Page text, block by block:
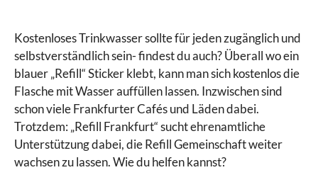
Kostenloses Trinkwasser sollte für jeden zugänglich und
selbstverständlich sein- findest du auch? Überall wo ein
blauer „Refill“ Sticker klebt, kann man sich kostenlos die
Flasche mit Wasser auffüllen lassen. Inzwischen sind
schon viele Frankfurter Cafés und Läden dabei.
Trotzdem: „Refill Frankfurt“ sucht ehrenamtliche
Unterstützung dabei, die Refill Gemeinschaft weiter
wachsen zu lassen. Wie du helfen kannst?